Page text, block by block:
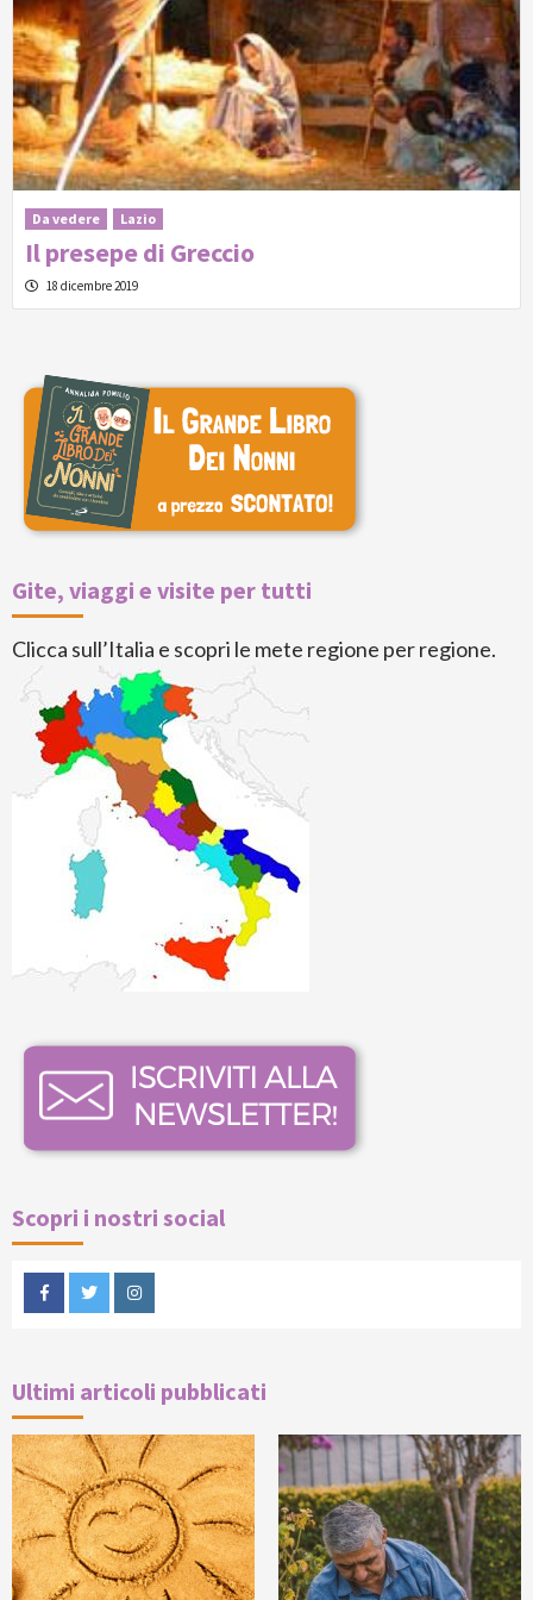
Da vedere Lazio
Il presepe di Greccio
18 dicembre 2019
Gite, viaggi e visite per tutti
Clicca sull’Italia e scopri le mete regione per regione.
Scopri i nostri social
FacebookTwitterInstagram
Ultimi articoli pubblicati